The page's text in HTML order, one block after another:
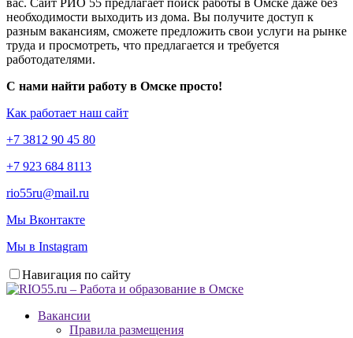
вас. Сайт РИО 55 предлагает поиск работы в Омске даже без
необходимости выходить из дома. Вы получите доступ к
разным вакансиям, сможете предложить свои услуги на рынке
труда и просмотреть, что предлагается и требуется
работодателями.
С нами найти работу в Омске просто!
Как работает наш сайт
+7 3812 90 45 80
+7 923 684 8113
rio55ru@mail.ru
Мы Вконтакте
Мы в Instagram
Навигация по сайту
Вакансии
Правила размещения